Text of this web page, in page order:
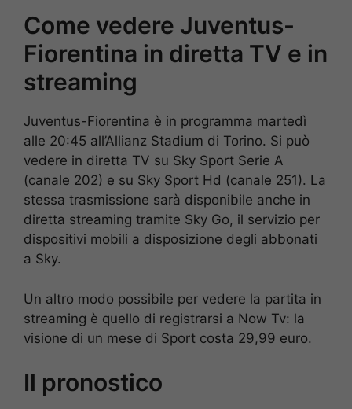
Come vedere Juventus-
Fiorentina in diretta TV e in
streaming
Juventus-Fiorentina è in programma martedì
alle 20:45 all’Allianz Stadium di Torino. Si può
vedere in diretta TV su Sky Sport Serie A
(canale 202) e su Sky Sport Hd (canale 251). La
stessa trasmissione sarà disponibile anche in
diretta streaming tramite Sky Go, il servizio per
dispositivi mobili a disposizione degli abbonati
a Sky.
Un altro modo possibile per vedere la partita in
streaming è quello di registrarsi a Now Tv: la
visione di un mese di Sport costa 29,99 euro.
Il pronostico